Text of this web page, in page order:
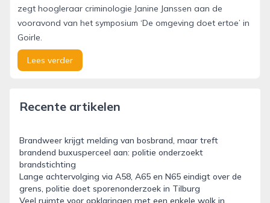
zegt hoogleraar criminologie Janine Janssen aan de
vooravond van het symposium ‘De omgeving doet ertoe’ in
Goirle.
Lees verder
Recente artikelen
Brandweer krijgt melding van bosbrand, maar treft
brandend buxusperceel aan: politie onderzoekt
brandstichting
Lange achtervolging via A58, A65 en N65 eindigt over de
grens, politie doet sporenonderzoek in Tilburg
Veel ruimte voor opklaringen met een enkele wolk in